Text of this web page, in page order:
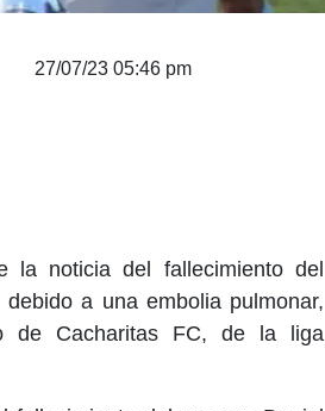
27/07/23 05:46 pm
la noticia del fallecimiento del
a una embolia pulmonar,
de Cacharitas FC, de la liga